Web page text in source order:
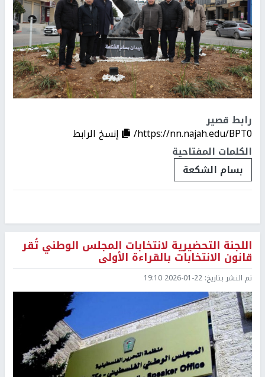
رابط قصير
https://nn.najah.edu/BPT0/
إنسخ الرابط
الكلمات المفتاحية
بسام الشكعة
اللجنة التحضيرية لانتخابات المجلس الوطني تُقر
قانون الانتخابات بالقراءة الأولى
تم النشر بتاريخ: 2026-01-22 19:10